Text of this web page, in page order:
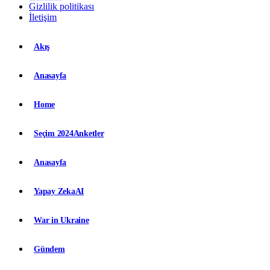
Gizlilik politikası
İletişim
Akış
Anasayfa
Home
Seçim 2024Anketler
Anasayfa
Yapay ZekaAI
War in Ukraine
Gündem